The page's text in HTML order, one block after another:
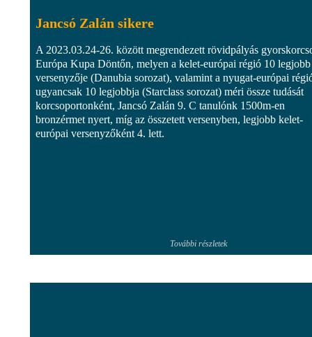
Jancsó Zalán sikere
A 2023.03.24-26. között megrendezett rövidpályás
Európa Kupa Döntőn, melyen a kelet-európai régió 10 legjobb
versenyzője (Danubia sorozat), valamint a nyugat-európai
ugyancsak 10 legjobbja (Starclass sorozat) méri össze tudását
korcsoportonként, Jancsó Zalán 9. C tanulónk 1500m-en
bronzérmet nyert, míg az összetett versenyben, legjobb kelet-
európai versenyzőként 4. lett.
További részletek